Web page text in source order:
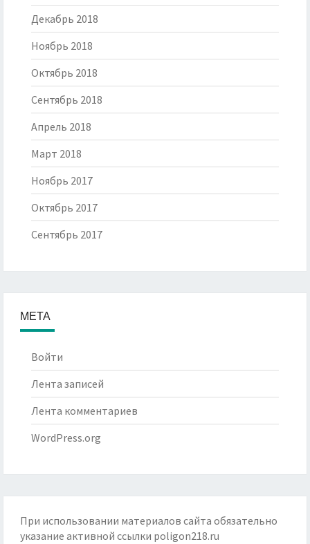
Декабрь 2018
Ноябрь 2018
Октябрь 2018
Сентябрь 2018
Апрель 2018
Март 2018
Ноябрь 2017
Октябрь 2017
Сентябрь 2017
МЕТА
Войти
Лента записей
Лента комментариев
WordPress.org
При использовании материалов сайта обязательно
указание активной ссылки poligon218.ru